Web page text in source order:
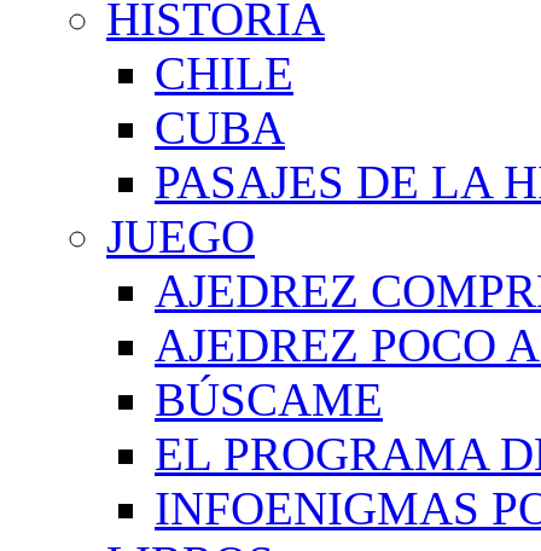
HISTORIA
CHILE
CUBA
PASAJES DE LA
JUEGO
AJEDREZ
AJEDREZ POCO
BÚSCAME
EL PROGRAMA
INFOENIGMAS